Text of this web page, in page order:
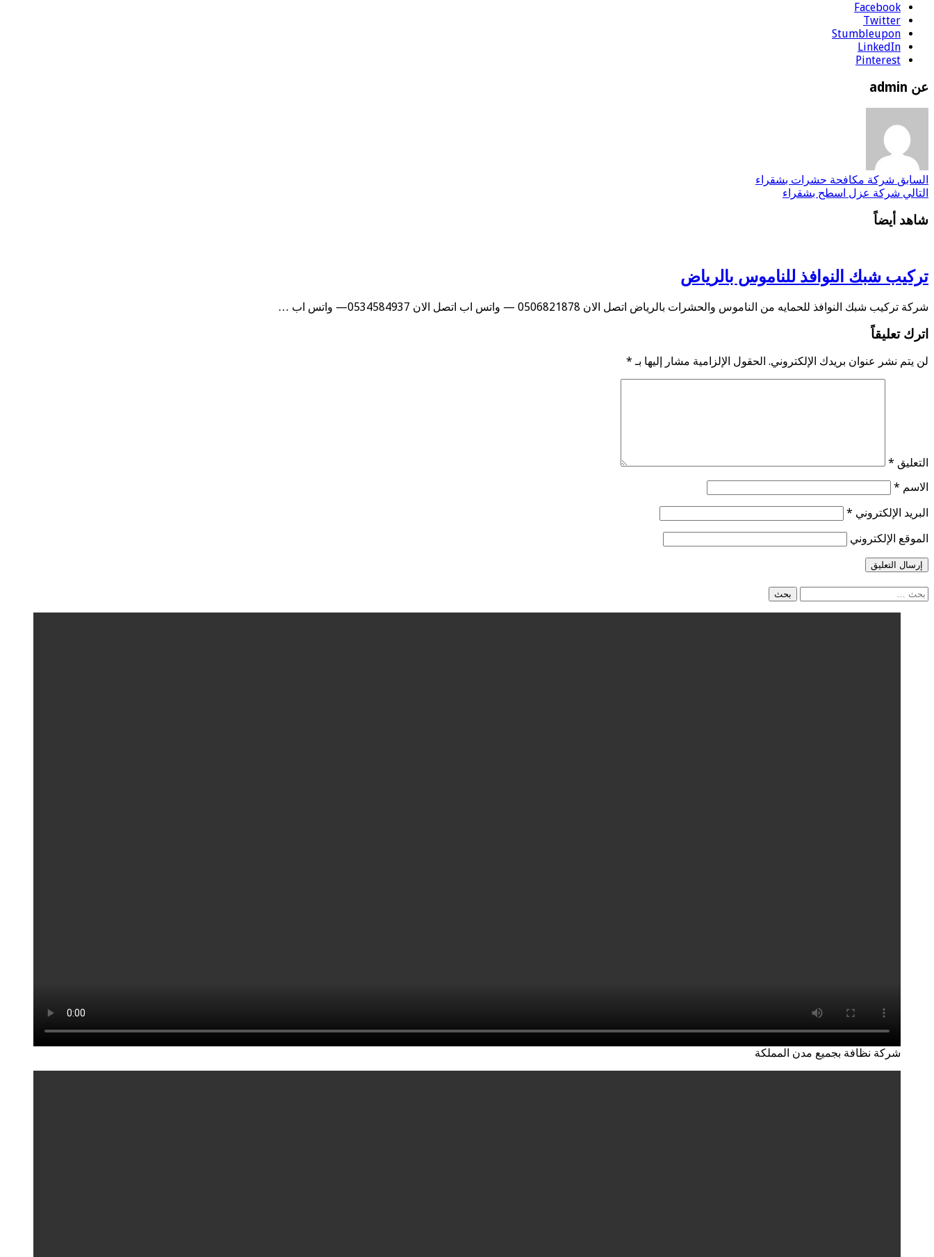
Facebook
Twitter
Stumbleupon
LinkedIn
Pinterest
عن admin
السابق شركة مكافحة حشرات بشقراء
التالي شركة عزل اسطح بشقراء
شاهد أيضاً
تركيب شبك النوافذ للناموس بالرياض
شركة تركيب شبك النوافذ للحمايه من الناموس والحشرات بالرياض اتصل الان 0506821878 — واتس اب اتصل الان 0534584937— واتس اب …
اترك تعليقاً
لن يتم نشر عنوان بريدك الإلكتروني. الحقول الإلزامية مشار إليها بـ *
التعليق *
الاسم *
البريد الإلكتروني *
الموقع الإلكتروني
البحث
عن:
شركة نظافة بجميع مدن المملكة